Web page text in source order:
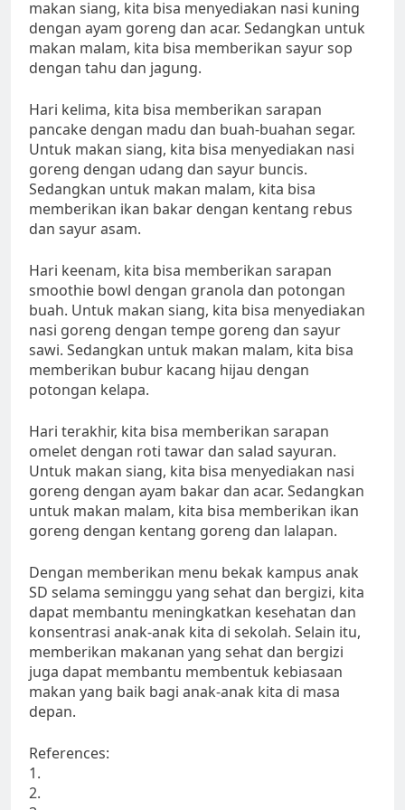
makan siang, kita bisa menyediakan nasi kuning
dengan ayam goreng dan acar. Sedangkan untuk
makan malam, kita bisa memberikan sayur sop
dengan tahu dan jagung.
Hari kelima, kita bisa memberikan sarapan
pancake dengan madu dan buah-buahan segar.
Untuk makan siang, kita bisa menyediakan nasi
goreng dengan udang dan sayur buncis.
Sedangkan untuk makan malam, kita bisa
memberikan ikan bakar dengan kentang rebus
dan sayur asam.
Hari keenam, kita bisa memberikan sarapan
smoothie bowl dengan granola dan potongan
buah. Untuk makan siang, kita bisa menyediakan
nasi goreng dengan tempe goreng dan sayur
sawi. Sedangkan untuk makan malam, kita bisa
memberikan bubur kacang hijau dengan
potongan kelapa.
Hari terakhir, kita bisa memberikan sarapan
omelet dengan roti tawar dan salad sayuran.
Untuk makan siang, kita bisa menyediakan nasi
goreng dengan ayam bakar dan acar. Sedangkan
untuk makan malam, kita bisa memberikan ikan
goreng dengan kentang goreng dan lalapan.
Dengan memberikan menu bekak kampus anak
SD selama seminggu yang sehat dan bergizi, kita
dapat membantu meningkatkan kesehatan dan
konsentrasi anak-anak kita di sekolah. Selain itu,
memberikan makanan yang sehat dan bergizi
juga dapat membantu membentuk kebiasaan
makan yang baik bagi anak-anak kita di masa
depan.
References:
1.
2.